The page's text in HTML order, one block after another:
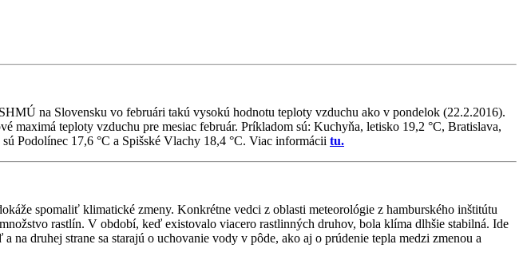
na Slovensku vo februári takú vysokú hodnotu teploty vzduchu ako v pondelok (22.2.2016).
teploty vzduchu pre mesiac február. Príkladom sú: Kuchyňa, letisko 19,2 °C, Bratislava,
Podolínec 17,6 °C a Spišské Vlachy 18,4 °C. Viac informácii tu.
spomaliť klimatické zmeny. Konkrétne vedci z oblasti meteorológie z hamburského inštitútu
rastlín. V období, keď existovalo viacero rastlinných druhov, bola klíma dlhšie stabilná. Ide
druhej strane sa starajú o uchovanie vody v pôde, ako aj o prúdenie tepla medzi zmenou a